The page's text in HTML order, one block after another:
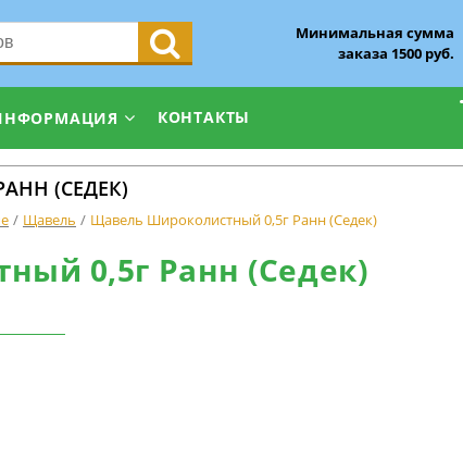
Минимальная сумма
заказа 1500 руб.
КОНТАКТЫ
(СЕДЕК)
Щавель Щавель Широколистный 0,5г Ранн (Седек)
0,5г Ранн (Седек)